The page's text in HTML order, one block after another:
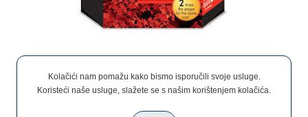
€23,00
Kolačići nam pomažu kako bismo isporučili svoje usluge.
Koristeći naše usluge, slažete se s našim korištenjem kolačića.